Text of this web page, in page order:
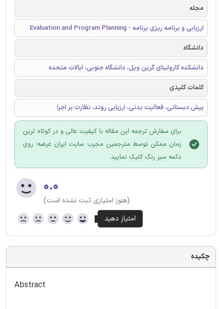
مجله
ارزیابی و برنامه ریزی برنامه - Evaluation and Program Planning
دانشگاه
دانشکده کارولینای گرین ویل، دانشگاه جنوبی، ایالات متحده
کلمات کلیدی
پیش دبستانی، فعالیت بدنی، ارزیابی روند، نظارت بر اجرا
برای سفارش ترجمه این مقاله با کیفیت عالی و در کوتاه ترین
زمان ممکن توسط مترجمین مجرب سایت ایران عرضه؛ روی
دکمه سبز رنگ کلیک نمایید.
۰.۰
(هنوز امتیازی ثبت نشده است)
چکیده
Abstract